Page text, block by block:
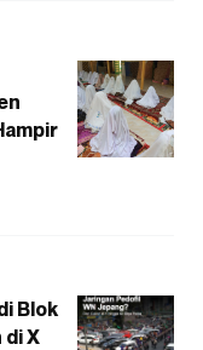
Blok
di X